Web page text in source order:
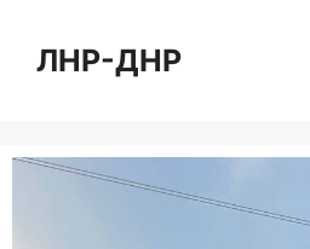
содержимому
ЛНР-ДНР